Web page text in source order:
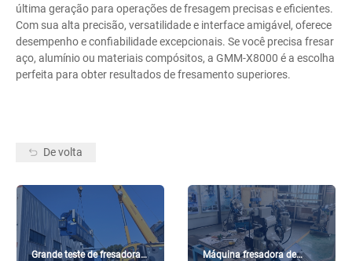
última geração para operações de fresagem precisas e eficientes.
Com sua alta precisão, versatilidade e interface amigável, oferece
desempenho e confiabilidade excepcionais. Se você precisa fresar
aço, alumínio ou materiais compósitos, a GMM-X8000 é a escolha
perfeita para obter resultados de fresamento superiores.
De volta
Grande teste de fresadora
Máquina fresadora de